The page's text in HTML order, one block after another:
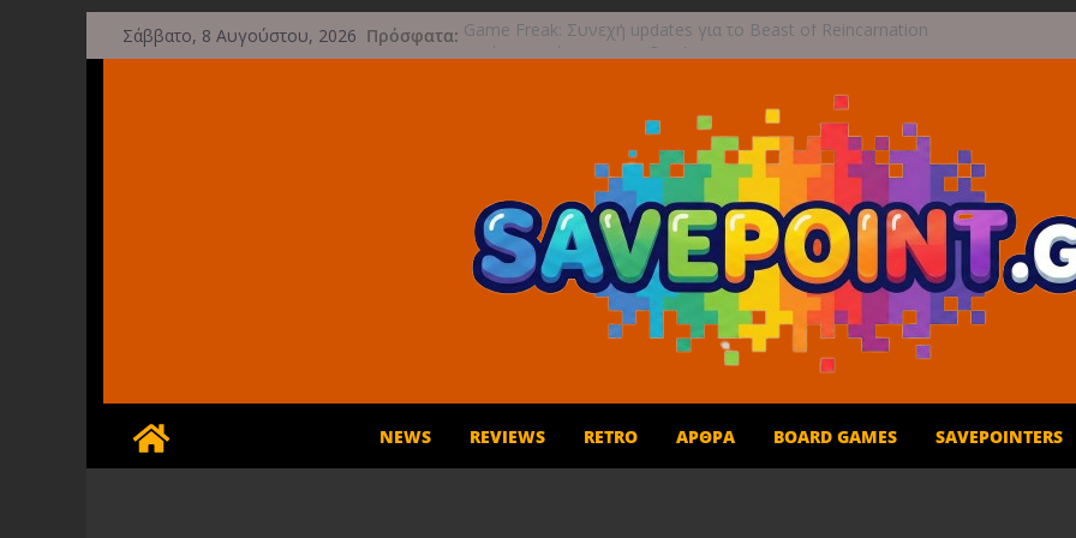
Μετάβαση
σε
Σάββατο, 8 Αυγούστου, 2026 Πρόσφατα: Game Freak: Συνεχή updates για το Beast of Reincarnation
μετά την ανάμεικτη υποδοχή
Διασχίστε τους ουρανούς με το Wild Blue Skies αυτό το
Διακοπές και παιχνίδι για όλη την οικογένεια!
Έρχεται 1η Σεπτεμβρίου το Crimson Moon
NEWS REVIEWS RETRO ΆΡΘΡΑ BOARD GAMES SAVEPOINTERS